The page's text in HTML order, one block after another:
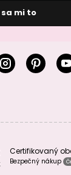
mi to
Certifikovaný
Bezpečný nákup